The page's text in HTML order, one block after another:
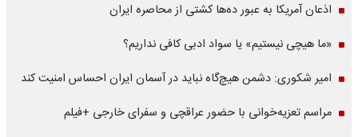
اذعان آمریکا به عبور ده‌ها کشتی از محاصره ایران
«ما هیچی نیستیم» یا سواد ادبی کافی نداریم؟
امیر شکوری: دشمن هیچ‌گاه نباید در آسمان ایران احساس امنیت کند
مراسم تعزیه‌خوانی با حضور عراقچی و سفرای خارجی +فیلم